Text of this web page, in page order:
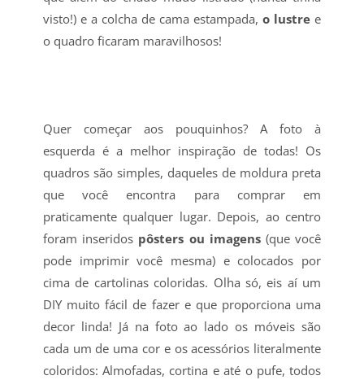
visto!) e a colcha de cama estampada, o lustre e
o quadro ficaram maravilhosos!
Quer começar aos pouquinhos? A foto à
esquerda é a melhor inspiração de todas! Os
quadros são simples, daqueles de moldura preta
que você encontra para comprar em
praticamente qualquer lugar. Depois, ao centro
foram inseridos pôsters ou imagens (que você
pode imprimir você mesma) e colocados por
cima de cartolinas coloridas. Olha só, eis aí um
DIY muito fácil de fazer e que proporciona uma
decor linda! Já na foto ao lado os móveis são
cada um de uma cor e os acessórios literalmente
coloridos: Almofadas, cortina e até o pufe, todos